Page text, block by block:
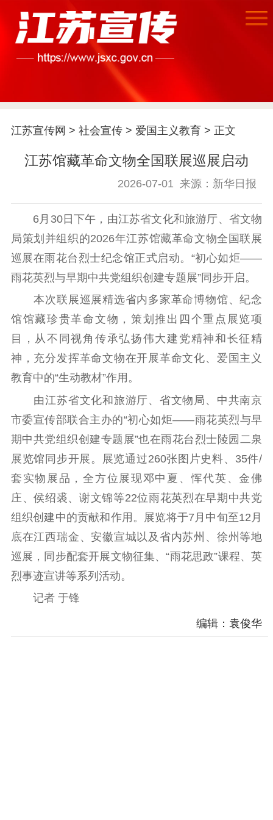
首页
江苏要闻
公示公告
通知公告 信息公开制度
信息公开指南
信息公开年度报
工作动态
理论武装
哲学社科
社科强省 工作通知
成果集萃
江苏文脉
资料下载
新闻宣传
主题宣传 对外宣传
新闻发布
记者之家
品牌栏目
文化文艺
精品生产 文化惠民
文化传承
文化交流
体制改革
文化产业
紫金文化艺术节
品牌活动 紫艺舞台
精神文明
文明创建
江苏宣传网 > 社会宣传> 爱国主义教育> 正文
江苏馆藏革命文物全国联展巡展启动
2026-07-01 来源：新华日报
6月30日下午，由江苏省文化和旅游厅、省文物
局策划并组织的2026年江苏馆藏革命文物全国联展
巡展在雨花台烈士纪念馆正式启动。“初心如炬——
雨花英烈与早期中共党组织创建专题展”同步开启。
本次联展巡展精选省内多家革命博物馆、纪念
馆馆藏珍贵革命文物，策划推出四个重点展览项
目，从不同视角传承弘扬伟大建党精神和长征精
神，充分发挥革命文物在开展革命文化、爱国主义
教育中的“生动教材”作用。
由江苏省文化和旅游厅、省文物局、中共南京
市委宣传部联合主办的“初心如炬——雨花英烈与早
期中共党组织创建专题展”也在雨花台烈士陵园二泉
展览馆同步开展。展览通过260张图片史料、35件/
套实物展品，全方位展现邓中夏、恽代英、金佛
庄、侯绍裘、谢文锦等22位雨花英烈在早期中共党
组织创建中的贡献和作用。展览将于7月中旬至12月
底在江西瑞金、安徽宣城以及省内苏州、徐州等地
巡展，同步配套开展文物征集、“雨花思政”课程、英
烈事迹宣讲等系列活动。
记者 于锋
编辑：袁俊华